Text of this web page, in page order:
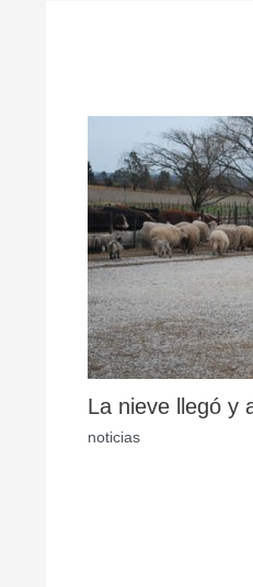
La nieve llegó y
noticias